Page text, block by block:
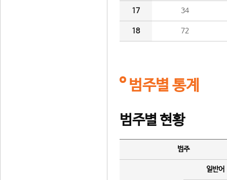
17 34
18 72
범주별 통계
범주별 현황
범주
일반어